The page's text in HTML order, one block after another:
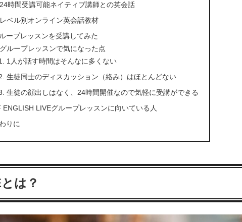
24時間受講可能ネイティブ講師との英会話
レベル別オンライン英会話教材
ープレッスンを受講してみた
グループレッスンで気になった点
1人が話す時間はそんなに多くない
生徒同士のディスカッション（絡み）はほとんどない
生徒の顔出しはなく、24時間開催なので気軽に受講ができる
ENGLISH LIVEグループレッスンに向いている人
りに
は？